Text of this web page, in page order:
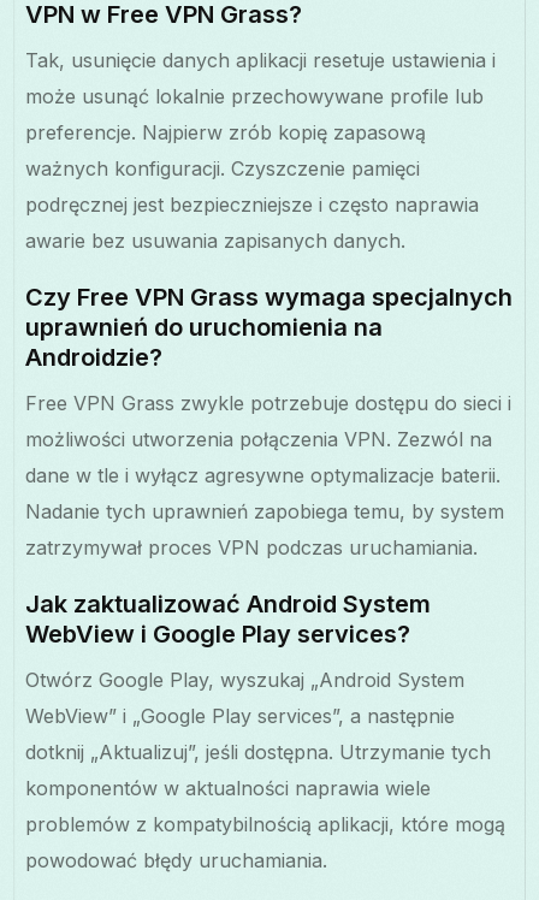
VPN w Free VPN Grass?
Tak, usunięcie danych aplikacji resetuje ustawienia i
może usunąć lokalnie przechowywane profile lub
preferencje. Najpierw zrób kopię zapasową
ważnych konfiguracji. Czyszczenie pamięci
podręcznej jest bezpieczniejsze i często naprawia
awarie bez usuwania zapisanych danych.
Czy Free VPN Grass wymaga specjalnych
uprawnień do uruchomienia na
Androidzie?
Free VPN Grass zwykle potrzebuje dostępu do sieci i
możliwości utworzenia połączenia VPN. Zezwól na
dane w tle i wyłącz agresywne optymalizacje baterii.
Nadanie tych uprawnień zapobiega temu, by system
zatrzymywał proces VPN podczas uruchamiania.
Jak zaktualizować Android System
WebView i Google Play services?
Otwórz Google Play, wyszukaj „Android System
WebView” i „Google Play services”, a następnie
dotknij „Aktualizuj”, jeśli dostępna. Utrzymanie tych
komponentów w aktualności naprawia wiele
problemów z kompatybilnością aplikacji, które mogą
powodować błędy uruchamiania.